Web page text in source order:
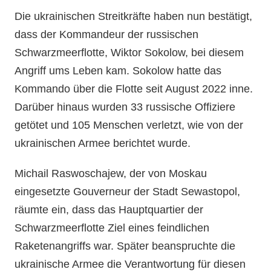
Die ukrainischen Streitkräfte haben nun bestätigt,
dass der Kommandeur der russischen
Schwarzmeerflotte, Wiktor Sokolow, bei diesem
Angriff ums Leben kam. Sokolow hatte das
Kommando über die Flotte seit August 2022 inne.
Darüber hinaus wurden 33 russische Offiziere
getötet und 105 Menschen verletzt, wie von der
ukrainischen Armee berichtet wurde.
Michail Raswoschajew, der von Moskau
eingesetzte Gouverneur der Stadt Sewastopol,
räumte ein, dass das Hauptquartier der
Schwarzmeerflotte Ziel eines feindlichen
Raketenangriffs war. Später beanspruchte die
ukrainische Armee die Verantwortung für diesen